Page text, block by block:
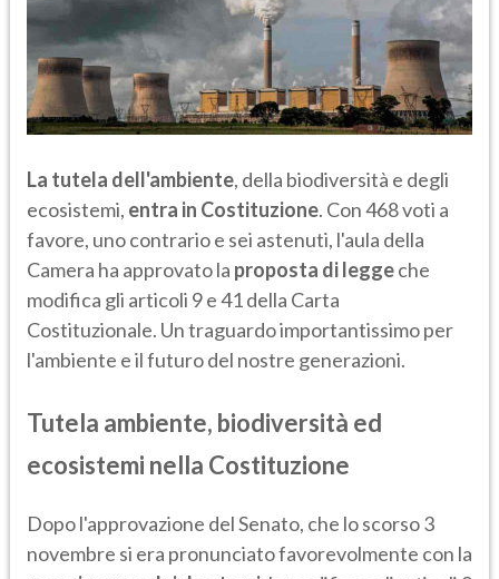
La tutela dell'ambiente, della biodiversità e degli
ecosistemi, entra in Costituzione. Con 468 voti a
favore, uno contrario e sei astenuti, l'aula della
Camera ha approvato la proposta di leggeche
modifica gli articoli 9 e 41 della Carta
Costituzionale. Un traguardo importantissimo per
l'ambiente e il futuro del nostre generazioni.
Tutela ambiente, biodiversità ed
ecosistemi nella Costituzione
Dopo l'approvazione del Senato, che lo scorso 3
novembre si era pronunciato favorevolmente con la